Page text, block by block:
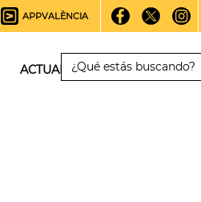
APPVALÈNCIA
ACTUALIDAD